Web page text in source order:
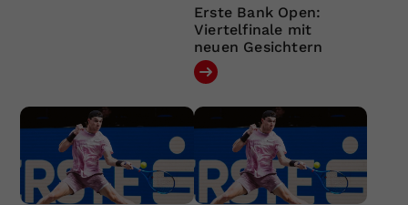
Erste Bank Open:
Viertelfinale mit
neuen Gesichtern